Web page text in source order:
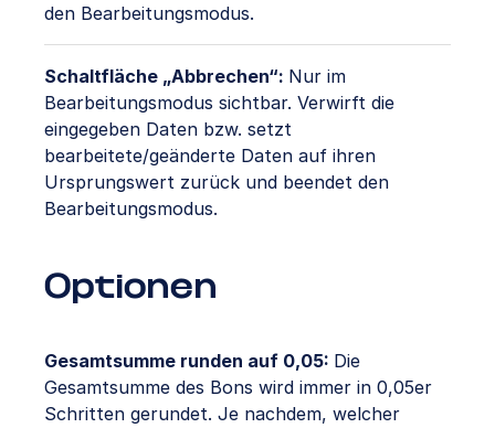
den Bearbeitungsmodus.
Schaltfläche „Abbrechen“: Nur im
Bearbeitungsmodus sichtbar. Verwirft die
eingegeben Daten bzw. setzt
bearbeitete/geänderte Daten auf ihren
Ursprungswert zurück und beendet den
Bearbeitungsmodus.
Optionen
Gesamtsumme runden auf 0,05: Die
Gesamtsumme des Bons wird immer in 0,05er
Schritten gerundet. Je nachdem, welcher